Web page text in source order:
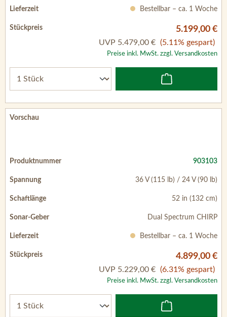
Bestellbar – ca. 1 Woche
5.199,00 €
UVP 5.479,00 € (5.11% gespart)
Preise inkl. MwSt. zzgl. Versandkosten
4.899,00 €
Preise inkl. MwSt. zzgl. Versandkosten